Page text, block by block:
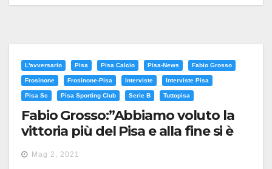
L'avversario Pisa Pisa Calcio Pisa-News Fabio Grosso
Frosinone Frosinone-Pisa Interviste Interviste Pisa
Pisa Sc Pisa Sporting Club Serie B Tuttopisa
Fabio Grosso:”Abbiamo voluto la
vittoria più del Pisa e alla fine si è
visto”
Mag 2, 2021